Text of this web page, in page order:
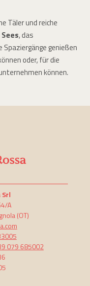
Täler und reiche
, das
Spaziergänge genießen
oder, für die
können.
Srl
A
(OT)
079 685002